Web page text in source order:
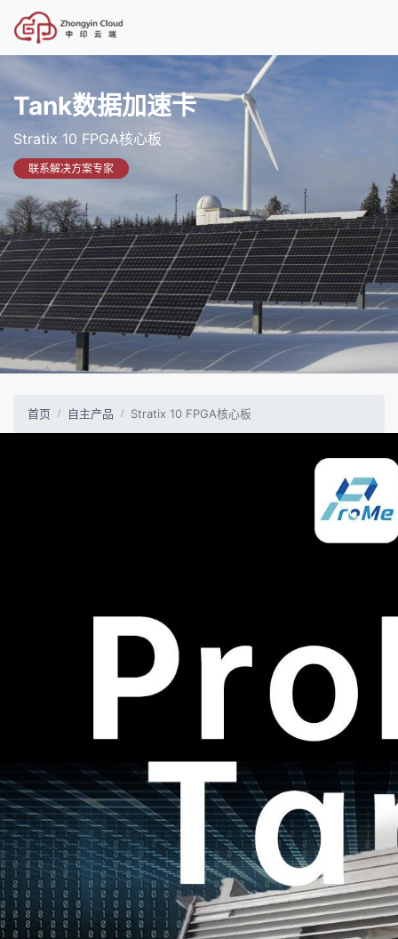
Tank数据加速卡
Stratix 10 FPGA核心板
联系解决方案专家
首页 自主产品 Stratix 10 FPGA核心板